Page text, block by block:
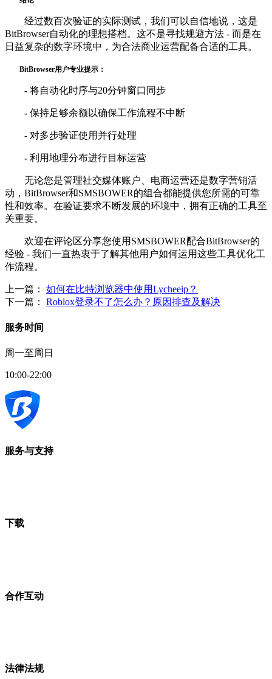
经过数百次验证的实际测试，我们可以自信地说，这是
BitBrowser自动化的理想搭档。这不是寻找规避方法 - 而是在
日益复杂的数字环境中，为合法商业运营配备合适的工具。
BitBrowser用户专业提示：
- 将自动化时序与20分钟窗口同步
- 保持足够余额以确保工作流程不中断
- 对多步验证使用并行处理
- 利用地理分布进行目标运营
无论您是管理社交媒体账户、电商运营还是数字营销活
动，BitBrowser和SMSBOWER的组合都能提供您所需的可靠
性和效率。在验证要求不断发展的环境中，拥有正确的工具至
关重要。
欢迎在评论区分享您使用SMSBOWER配合BitBrowser的
经验 - 我们一直热衷于了解其他用户如何运用这些工具优化工
作流程。
上一篇： 如何在比特浏览器中使用Lycheeip？
下一篇： Roblox登录不了怎么办？原因排查及解决
服务时间
周一至周日
10:00-22:00
服务与支持
下载
合作互动
法律法规